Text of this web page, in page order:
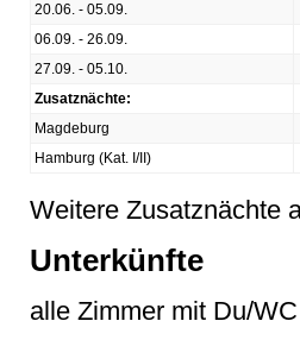
20.06. - 05.09.
06.09. - 26.09.
27.09. - 05.10.
Zusatznächte:
Magdeburg
Hamburg (Kat. I/II)
Weitere Zusatznächte
Unterkünfte
alle Zimmer mit Du/